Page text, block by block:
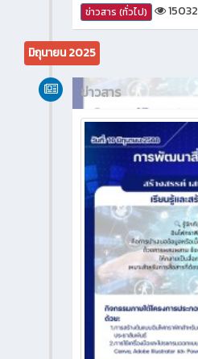
ข่าวสาร (ทั่วไป) 15032
มิถุนายน 2025
ข่าวสาร